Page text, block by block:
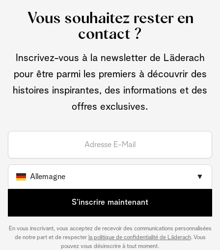
Vous souhaitez rester en
contact ?
Inscrivez-vous à la newsletter de Läderach
pour être parmi les premiers à découvrir des
histoires inspirantes, des informations et des
offres exclusives.
Allemagne ▼
S’inscrire maintenant
En vous inscrivant, vous acceptez de recevoir des communications personnalisées
de notre part et de respecter la politique de confidentialité de Läderach. Vous
pouvez vous désinscrire à tout moment.